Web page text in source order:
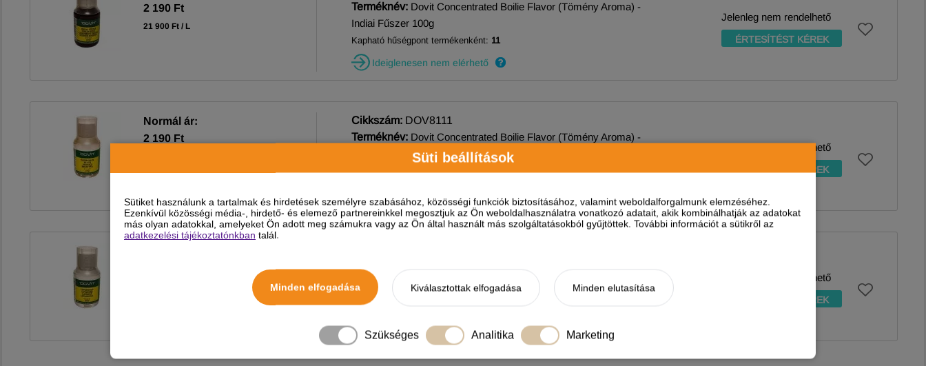
Süti beállítások
Sütiket használunk a tartalmak és hirdetések személyre szabásához, közösségi funkciók biztosításához, valamint weboldalforgalmunk elemzéséhez.
Ezenkívül közösségi média-, hirdető- és elemező partnereinkkel megosztjuk az Ön weboldalhasználatra vonatkozó adatait, akik kombinálhatják az adatokat
más olyan adatokkal, amelyeket Ön adott meg számukra vagy az Ön által használt más szolgáltatásokból gyűjtöttek. További információt a sütikről az
adatkezelési tájékoztatónkban talál.
Minden elfogadása Kiválasztottak elfogadása Minden elutasítása
Szükséges Analitika Marketing
2 190 Ft
21 900 Ft / L
Terméknév: Dovit Concentrated Boilie Flavor (Tömény Aroma) -
Indiai Fűszer 100g
Kapható hűségpont termékenként: 11
Ideiglenesen nem elérhető
Jelenleg nem rendelhető
ÉRTESÍTÉST KÉREK
Normál ár:
2 190 Ft
Cikkszám: DOV8111
Terméknév: Dovit Concentrated Boilie Flavor (Tömény Aroma) -
Őszibarack 100g
Kapható hűségpont termékenként:11
Jelenleg nem rendelhető
ÉRTESÍTÉST KÉREK
Terméknév:
Levendula 100g
Kapható hűségpont termékenként:
Ideiglenesen nem elérhető
Jelenleg nem rendelhető
ÉRTESÍTÉST KÉREK